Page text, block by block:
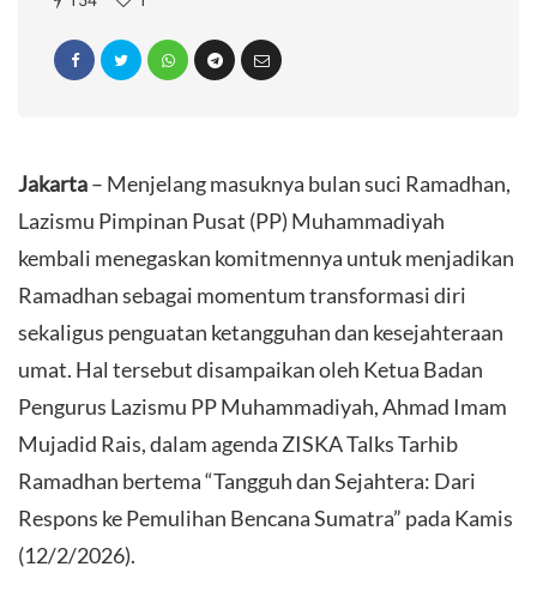
Jakarta– Menjelang masuknya bulan suci Ramadhan,
Lazismu Pimpinan Pusat (PP) Muhammadiyah
kembali menegaskan komitmennya untuk menjadikan
Ramadhan sebagai momentum transformasi diri
sekaligus penguatan ketangguhan dan kesejahteraan
umat. Hal tersebut disampaikan oleh Ketua Badan
Pengurus Lazismu PP Muhammadiyah, Ahmad Imam
Mujadid Rais, dalam agenda ZISKA Talks Tarhib
Ramadhan bertema “Tangguh dan Sejahtera: Dari
Respons ke Pemulihan Bencana Sumatra” pada Kamis
(12/2/2026).